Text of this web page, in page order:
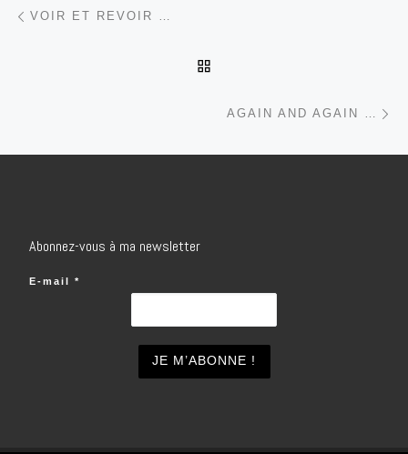
Parcourir les articles
VOIR ET REVOIR …
AGAIN AND AGAIN …
Abonnez-vous à ma newsletter
E-mail *